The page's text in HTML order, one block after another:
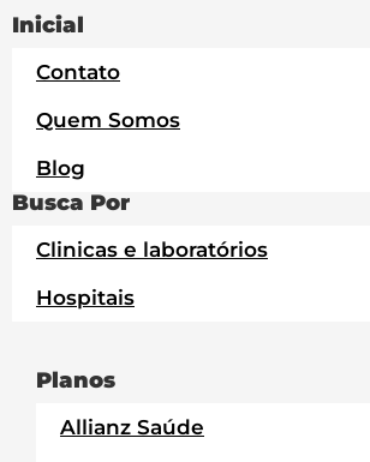
Inicial
Contato
Quem Somos
Blog
Busca Por
Clinicas e laboratórios
Hospitais
Planos
Allianz Saúde